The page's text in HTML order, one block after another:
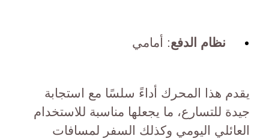
نظام الدفع: أمامي
يقدم هذا المحرك أداءً سلسًا مع استجابة
جيدة للتسارع، ما يجعلها مناسبة للاستخدام
العائلي اليومي وكذلك السفر لمسافات